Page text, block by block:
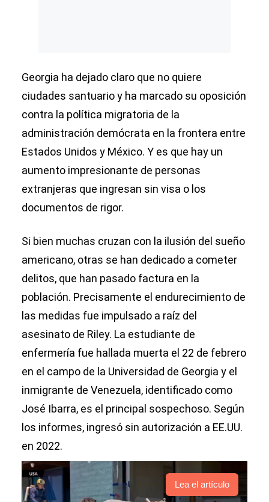
Georgia ha dejado claro que no quiere
ciudades santuario y ha marcado su oposición
contra la política migratoria de la
administración demócrata en la frontera entre
Estados Unidos y México. Y es que hay un
aumento impresionante de personas
extranjeras que ingresan sin visa o los
documentos de rigor.
Si bien muchas cruzan con la ilusión del sueño
americano, otras se han dedicado a cometer
delitos, que han pasado factura en la
población. Precisamente el endurecimiento de
las medidas fue impulsado a raíz del
asesinato de Riley. La estudiante de
enfermería fue hallada muerta el 22 de febrero
en el campo de la Universidad de Georgia y el
inmigrante de Venezuela, identificado como
José Ibarra, es el principal sospechoso. Según
los informes, ingresó sin autorización a EE.UU.
en 2022.
Lea el artículo